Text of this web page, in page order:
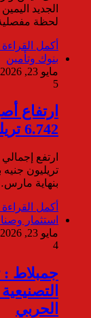
الجديد
لحظة
أكمل
بنوك وتأمين
مايو 23, 2026
5
ارتفاع
6.742 تريليون جنيه
بنهاية
أكمل
استثمار
مايو 23, 2026
4
جمبلاط :
الحربي